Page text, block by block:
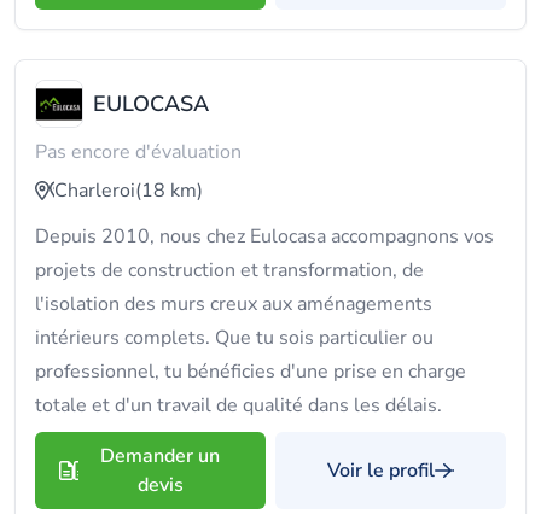
EULOCASA
Pas encore d'évaluation
Charleroi(18 km)
Depuis 2010, nous chez Eulocasa accompagnons vos
projets de construction et transformation, de
l'isolation des murs creux aux aménagements
intérieurs complets. Que tu sois particulier ou
professionnel, tu bénéficies d'une prise en charge
totale et d'un travail de qualité dans les délais.
Demander un
devis
Voir le profil